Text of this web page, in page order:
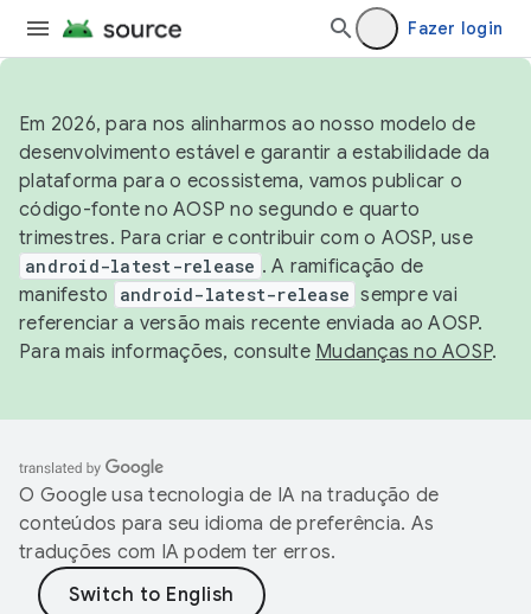
Fazer login
Em 2026, para nos alinharmos ao nosso modelo de
desenvolvimento estável e garantir a estabilidade da
plataforma para o ecossistema, vamos publicar o
código-fonte no AOSP no segundo e quarto
trimestres. Para criar e contribuir com o AOSP, use
android-latest-release . A ramificação de
manifesto
android-latest-release sempre vai
referenciar a versão mais recente enviada ao AOSP.
Para mais informações, consulte Mudanças no AOSP.
O Google usa tecnologia de IA na tradução de
conteúdos para seu idioma de preferência. As
traduções com IA podem ter erros.